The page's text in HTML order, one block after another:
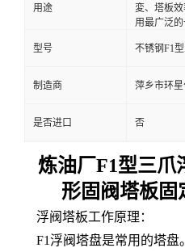
用途
変、塔板
用最广泛
型号 不锈钢F1
制造商 萍乡市环星
是否进口 否
炼油厂F1型三爪
形固阀塔板固
浮阀塔板工作原理：
F1浮阀塔盘是常用的塔